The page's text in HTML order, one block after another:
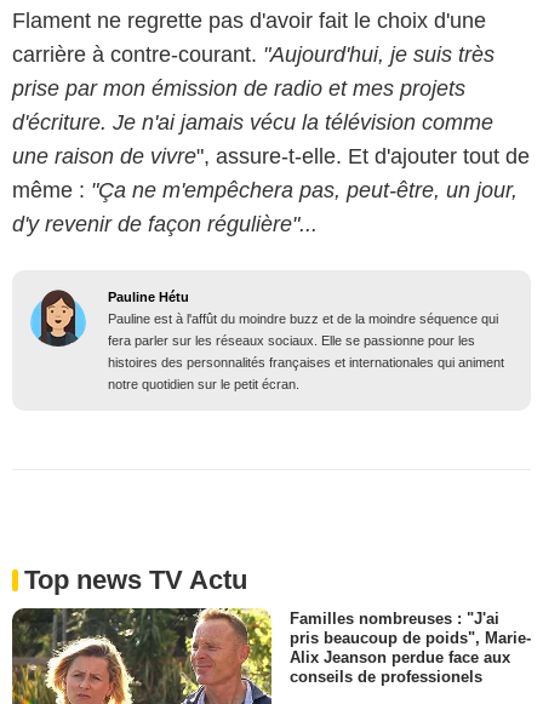
Flament ne regrette pas d'avoir fait le choix d'une
carrière à contre-courant. "Aujourd'hui, je suis très
prise par mon émission de radio et mes projets
d'écriture. Je n'ai jamais vécu la télévision comme
une raison de vivre", assure-t-elle. Et d'ajouter tout de
même : "Ça ne m'empêchera pas, peut-être, un jour,
d'y revenir de façon régulière"...
Pauline Hétu
Pauline est à l'affût du moindre buzz et de la moindre séquence qui
fera parler sur les réseaux sociaux. Elle se passionne pour les
histoires des personnalités françaises et internationales qui animent
notre quotidien sur le petit écran.
Top news TV Actu
Familles nombreuses : "J'ai
pris beaucoup de poids", Marie-
Alix Jeanson perdue face aux
conseils de professionels